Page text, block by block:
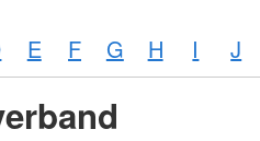
E F G H I J